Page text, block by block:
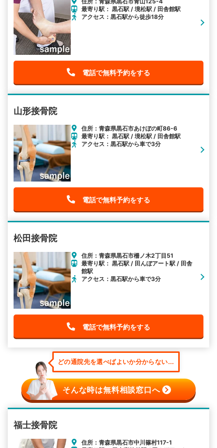
最寄り駅： 黒石駅 / 境松駅 / 田舎館駅
アクセス：黒石駅から徒歩18分
電話で無料予約をする
山形接骨院
住所：青森県黒石市あけぼの町86-6
最寄り駅： 黒石駅 / 境松駅 / 田舎館駅
アクセス：黒石駅から車で3分
電話で無料予約をする
松田接骨院
住所：青森県黒石市柵ノ木2丁目51
最寄り駅： 黒石駅 / 田んぼアート駅 / 田舎
館駅
アクセス：黒石駅から車で3分
電話で無料予約をする
どの通院先を選べばよいか分からない...
そんな時は無料相談窓口へ
福士接骨院
住所：青森県黒石市中川篠村117-1